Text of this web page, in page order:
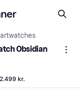
Obsidian
2.499 kr.